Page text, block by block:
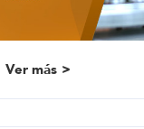
Ver más